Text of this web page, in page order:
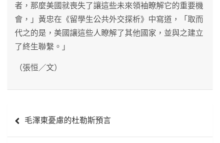
者，那麼美國就喪失了讓這些未來領袖瞭解它的重要機
會，」黃忠在《留學生公共外交探析》中寫道，「取而
代之的是，美國讓這些人瞭解了其他國家，並與之建立
了終生聯繫。」
（張恒／文）
章
毛澤東憂慮的杜勒斯預言